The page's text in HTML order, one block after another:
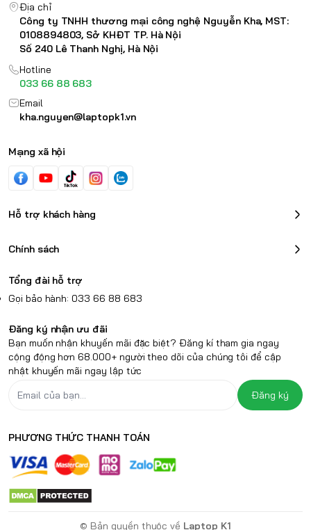
Địa chỉ
Công ty TNHH thương mại công nghệ Nguyễn Kha, MST:
0108894803, Sở KHĐT TP. Hà Nội
Số 240 Lê Thanh Nghị, Hà Nội
Hotline
033 66 88 683
Email
kha.nguyen@laptopk1.vn
Mạng xã hội
Hỗ trợ khách hàng
Chính sách
Tổng đài hỗ trợ
Gọi bảo hành: 033 66 88 683
Đăng ký nhận ưu đãi
Bạn muốn nhận khuyến mãi đặc biệt? Đăng kí tham gia ngay
cộng động hơn 68.000+ người theo dõi của chúng tôi để cập
nhật khuyến mãi ngay lập tức
Đăng ký
PHƯƠNG THỨC THANH TOÁN
© Bản quyền thuộc về Laptop K1